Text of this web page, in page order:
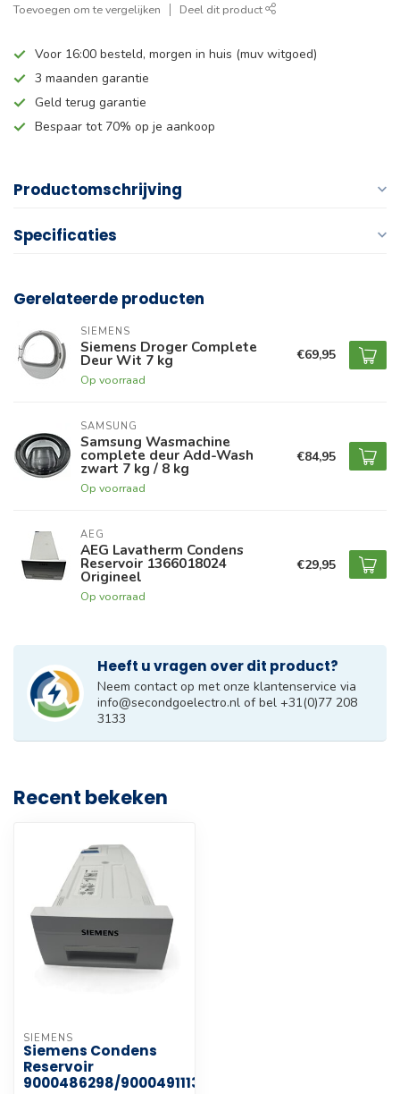
Toevoegen om te vergelijken Deel dit product
Voor 16:00 besteld, morgen in huis (muv witgoed)
3 maanden garantie
Geld terug garantie
Bespaar tot 70% op je aankoop
Productomschrijving
Specificaties
Gerelateerde producten
SIEMENS
Siemens Droger Complete
Deur Wit 7 kg
Op voorraad
€69,95
SAMSUNG
Samsung Wasmachine
complete deur Add-Wash
zwart 7 kg / 8 kg
Op voorraad
€84,95
AEG
AEG Lavatherm Condens
Reservoir 1366018024
Origineel
Op voorraad
€29,95
Heeft u vragen over dit product?
Neem contact op met onze klantenservice via
info@secondgoelectro.nl of bel +31(0)77 208
3133
Recent bekeken
SIEMENS
Siemens Condens
Reservoir
9000486298/9000491113